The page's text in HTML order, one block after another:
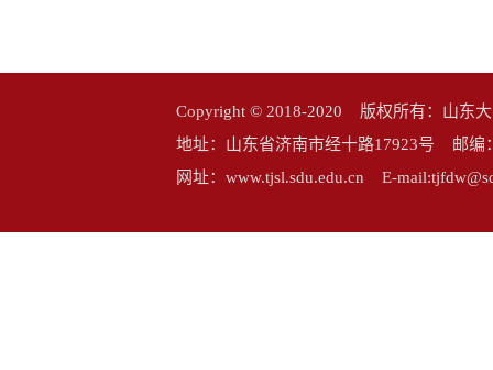
Copyright © 2018-2020 版权所有：山东
地址：山东省济南市经十路17923号 邮
网址：www.tjsl.sdu.edu.cn E-